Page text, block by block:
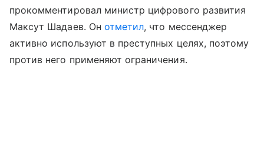
прокомментировал министр цифрового развития
Максут Шадаев. Он отметил, что мессенджер
активно используют в преступных целях, поэтому
против него применяют ограничения.